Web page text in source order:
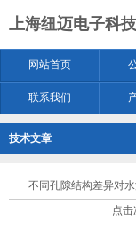
上海纽迈电子科
网站首页
联系我们
技术文章
不同孔隙结构差异对
点击